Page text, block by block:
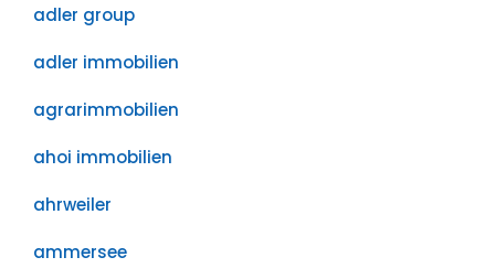
adler group
adler immobilien
agrarimmobilien
ahoi immobilien
ahrweiler
ammersee